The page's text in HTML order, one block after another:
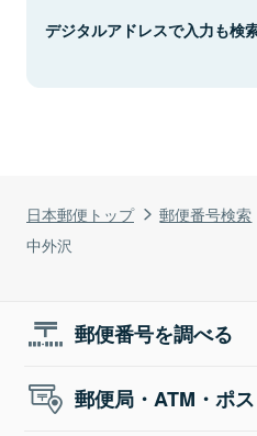
日本郵便トップ 郵便番号検索
中外沢
デジタルアドレスで入力も検
郵便番号を調べる
郵便局・ATM・ポ